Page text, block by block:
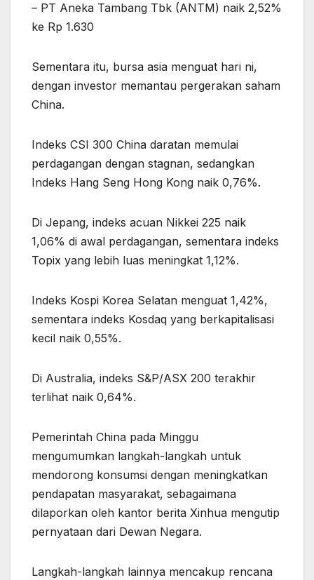
– PT Aneka Tambang Tbk (ANTM) naik 2,52%
ke Rp 1.630
Sementara itu, bursa asia menguat hari ni,
dengan investor memantau pergerakan saham
China.
Indeks CSI 300 China daratan memulai
perdagangan dengan stagnan, sedangkan
Indeks Hang Seng Hong Kong naik 0,76%.
Di Jepang, indeks acuan Nikkei 225 naik
1,06% di awal perdagangan, sementara indeks
Topix yang lebih luas meningkat 1,12%.
Indeks Kospi Korea Selatan menguat 1,42%,
sementara indeks Kosdaq yang berkapitalisasi
kecil naik 0,55%.
Di Australia, indeks S&P/ASX 200 terakhir
terlihat naik 0,64%.
Pemerintah China pada Minggu
mengumumkan langkah-langkah untuk
mendorong konsumsi dengan meningkatkan
pendapatan masyarakat, sebagaimana
dilaporkan oleh kantor berita Xinhua mengutip
pernyataan dari Dewan Negara.
Langkah-langkah lainnya mencakup rencana